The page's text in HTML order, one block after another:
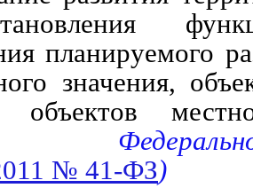
планируемого
значения,
объектов
№ 41-ФЗ)